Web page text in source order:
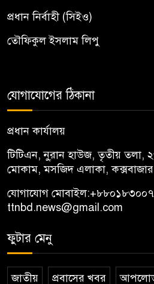
প্রধান নির্বাহী (সিইও)
তৌফিকুল ইসলাম লিপু
যোগাযোগের ঠিকানা
প্রধান কার্যালয়
টিটিএন, নু্রান হাউজ, তৃতীয় তলা,
মোকাম, মসজিদ এলাকা,
যোগাযোগ মোবাইল:
ttnbd.news@gmail.com
ফুটার মেনু
জাতীয় প্রবাসের খবর